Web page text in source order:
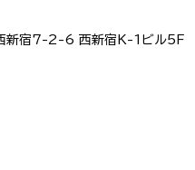
新宿7-2-6 西新宿K-1ビル5F